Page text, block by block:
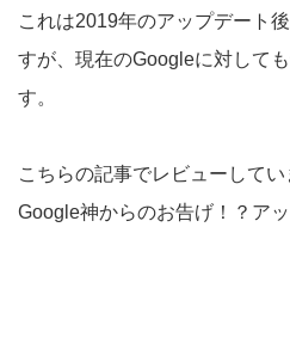
これは2019年のアップデート
すが、現在のGoogleに対して
す。
こちらの記事でレビューして
Google神からのお告げ！？ア